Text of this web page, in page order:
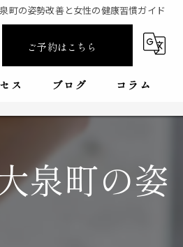
町の姿勢改善と女性の健康習慣ガイド
ご予約はこちら
ス ブログ コラム
泉町の姿